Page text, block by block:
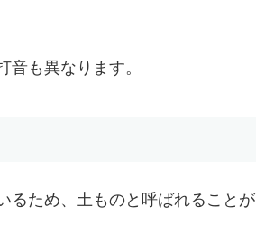
も異なります。
るため、土ものと呼ばれることが